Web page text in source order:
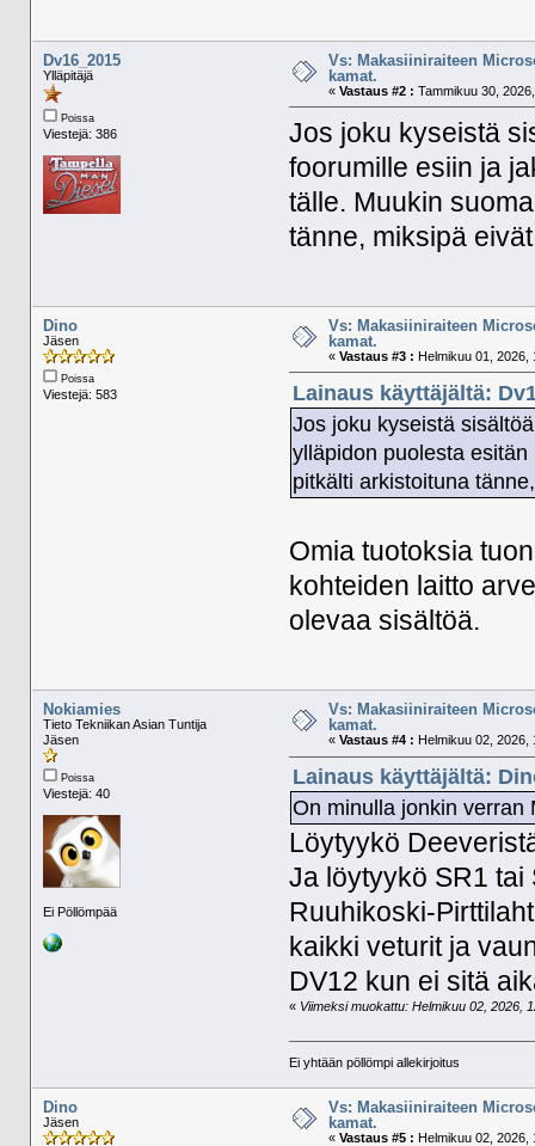
Dv16_2015
Ylläpitäjä
Poissa
Viestejä: 386
Vs: Makasiiniraiteen
kamat.
« Vastaus #2 : Tammikuu 30,
Jos joku kyseistä
foorumille esiin ja
tälle. Muukin
tänne, miksipä
Dino
Jäsen
Poissa
Viestejä: 583
Vs: Makasiiniraiteen
kamat.
« Vastaus #3 : Helmikuu 01, 2026,
Lainaus käyttäjältä:
Jos joku kyseistä
ylläpidon puolesta
pitkälti arkistoituna
Omia tuotoksia
kohteiden laitto
olevaa sisältöä.
Nokiamies
Tieto Tekniikan Asian Tuntija
Jäsen
Poissa
Viestejä: 40
Ei Pöllömpää
Vs: Makasiiniraiteen
kamat.
« Vastaus #4 : Helmikuu 02, 2026,
Lainaus käyttäjältä:
On minulla jonkin verran
Löytyykö
Ja löytyykö SR1
Ruuhikoski-
kaikki veturit ja
DV12 kun ei sitä
« Viimeksi muokattu: Helmikuu 02, 2026,
Ei yhtään pöllömpi allekirjoitus
Dino
Jäsen
Vs: Makasiiniraiteen
kamat.
« Vastaus #5 : Helmikuu 02, 2026,